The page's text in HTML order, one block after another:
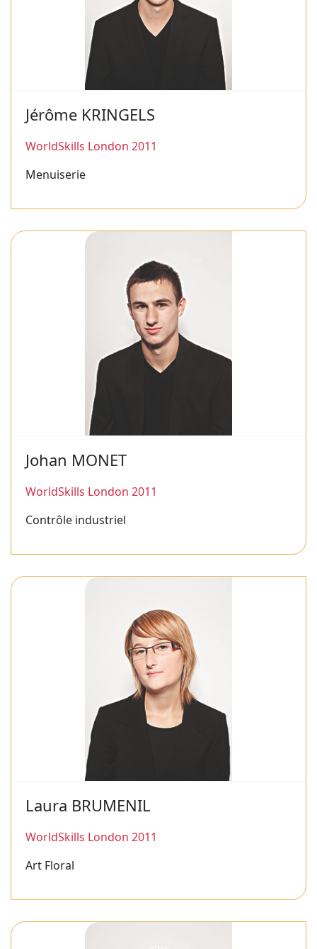
Jérôme KRINGELS
WorldSkills London 2011
Menuiserie
Johan MONET
WorldSkills London 2011
Contrôle industriel
Laura BRUMENIL
WorldSkills London 2011
Art Floral